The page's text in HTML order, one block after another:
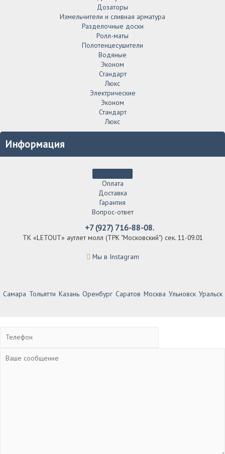
Дозаторы
Измельчители и сливная арматура
Разделочные доски
Ролл-маты
Полотенцесушители
Водяные
Эконом
Стандарт
Люкс
Электрические
Эконом
Стандарт
Люкс
Информация
Оплата
Доставка
Гарантия
Вопрос-ответ
+7 (927) 716-88-08.
ТК «LETOUT» аутлет молл (ТРК "Московский") сек. 11-09.01
Мы в Instagram
Самара Тольятти Казань Оренбург Саратов Москва Ульновск Уральск